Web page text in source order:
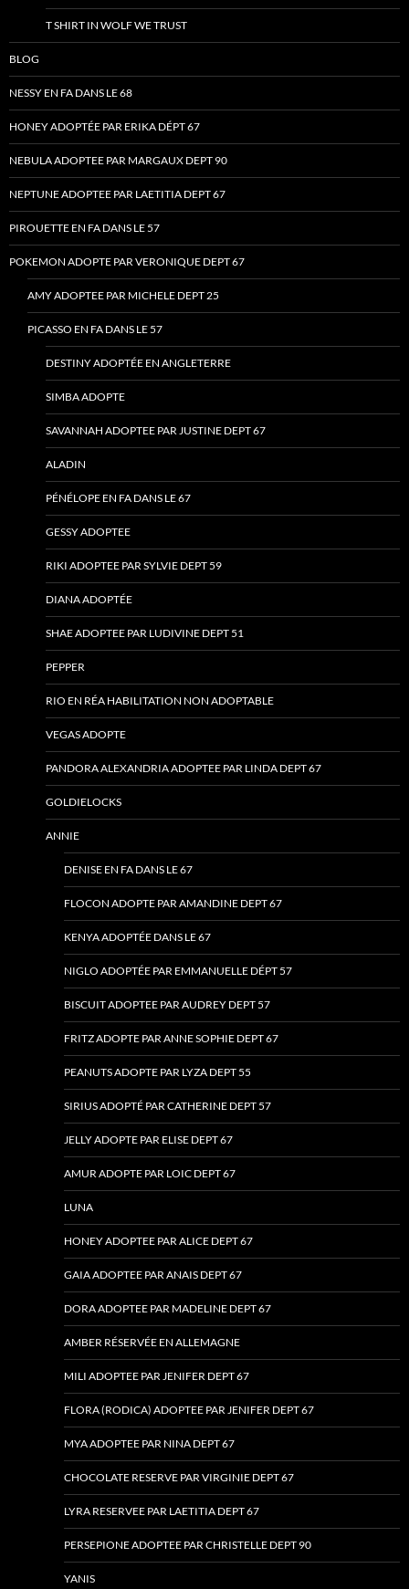
T SHIRT IN WOLF WE TRUST
BLOG
NESSY EN FA DANS LE 68
HONEY ADOPTÉE PAR ERIKA DÉPT 67
NEBULA ADOPTEE PAR MARGAUX DEPT 90
NEPTUNE ADOPTEE PAR LAETITIA DEPT 67
PIROUETTE EN FA DANS LE 57
POKEMON ADOPTE PAR VERONIQUE DEPT 67
AMY ADOPTEE PAR MICHELE DEPT 25
PICASSO EN FA DANS LE 57
DESTINY ADOPTÉE EN ANGLETERRE
SIMBA ADOPTE
SAVANNAH ADOPTEE PAR JUSTINE DEPT 67
ALADIN
PÉNÉLOPE EN FA DANS LE 67
GESSY ADOPTEE
RIKI ADOPTEE PAR SYLVIE DEPT 59
DIANA ADOPTÉE
SHAE ADOPTEE PAR LUDIVINE DEPT 51
PEPPER
RIO EN RÉA HABILITATION NON ADOPTABLE
VEGAS ADOPTE
PANDORA ALEXANDRIA ADOPTEE PAR LINDA DEPT 67
GOLDIELOCKS
ANNIE
DENISE EN FA DANS LE 67
FLOCON ADOPTE PAR AMANDINE DEPT 67
KENYA ADOPTÉE DANS LE 67
NIGLO ADOPTÉE PAR EMMANUELLE DÉPT 57
BISCUIT ADOPTEE PAR AUDREY DEPT 57
FRITZ ADOPTE PAR ANNE SOPHIE DEPT 67
PEANUTS ADOPTE PAR LYZA DEPT 55
SIRIUS ADOPTÉ PAR CATHERINE DEPT 57
JELLY ADOPTE PAR ELISE DEPT 67
AMUR ADOPTE PAR LOIC DEPT 67
LUNA
HONEY ADOPTEE PAR ALICE DEPT 67
GAIA ADOPTEE PAR ANAIS DEPT 67
DORA ADOPTEE PAR MADELINE DEPT 67
AMBER RÉSERVÉE EN ALLEMAGNE
MILI ADOPTEE PAR JENIFER DEPT 67
FLORA (RODICA) ADOPTEE PAR JENIFER DEPT 67
MYA ADOPTEE PAR NINA DEPT 67
CHOCOLATE RESERVE PAR VIRGINIE DEPT 67
LYRA RESERVEE PAR LAETITIA DEPT 67
PERSEPIONE ADOPTEE PAR CHRISTELLE DEPT 90
YANIS